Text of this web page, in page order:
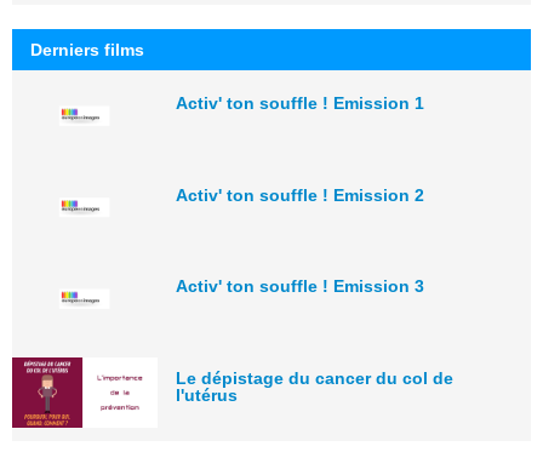
Derniers films
Activ' ton souffle ! Emission 1
Activ' ton souffle ! Emission 2
Activ' ton souffle ! Emission 3
Le dépistage du cancer du col de
l'utérus